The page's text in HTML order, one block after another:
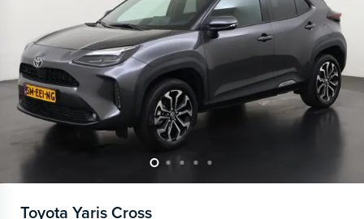
Toyota Yaris Cross